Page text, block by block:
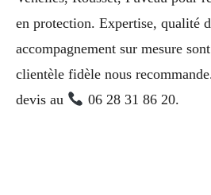
en protection. Expertise, qualité
accompagnement sur mesure
clientèle fidèle nous
devis au
06 28 31 86 20.